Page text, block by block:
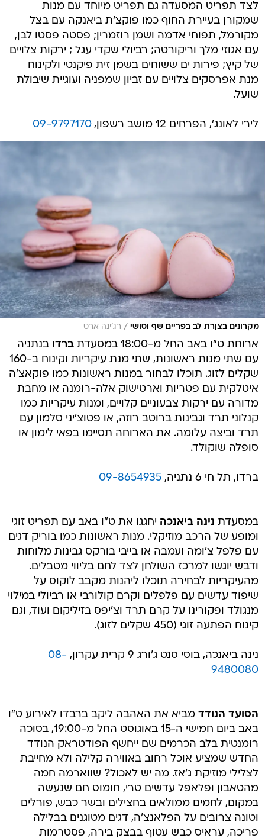
לצד תפריט המסעדה גם תפריט מיוחד עם מנות
שמקורן בעיירת החוף כמו פוקצ'ת ביאנקה עם בצל
מקורמל, תפוחי אדמה ושמן רוזמרין; פסטה פסטו לבן,
עם אגוזי מלך וריקורטה; רביולי שקדי עגל ; ירקות צלויים
של קיץ; פירות ים ששוחים בשמן זית פיקנטי ולקינוח
מנת אפרסקים צלויים עם זביון שמפניה ועוגיית שיבולת
שועל.
לירי לאונג', הפרחים 12 מושב רשפון, 09-9797170
מקרונים בצןרת לב בפריים שף וסושי / רג'ינה ארט
ארוחת ט"ו באב החל מ-18:00 במסעדת ברדו בנתניה
עם שתי מנות ראשונות, שתי מנת עיקריות וקינוח ב-160
שקלים לזוג. תוכלו לבחור במנות ראשונות כמו פוקאצ'ה
איטלקית עם פטריות וארטישוק אלה-רומנה או מחבת
מדורה עם ירקות צבעוניים קלויים, ומנות עיקריות כמו
קנלוני תרד וגבינות ברוטב רוזה, או פטוצ'יני סלמון עם
תרד וביצה עלומה. את הארוחה תסיימו בפאי לימון או
סופלה שוקולד.
ברדו, תל חי 6 נתניה, 09-8654935
במסעדת נינה ביאנכה יחגגו את ט"ו באב עם תפריט זוגי
ומופע של הרכב מוזיקלי. מנות ראשונות כמו בוריק דגים
עם פלפל צ'ומה ועמבה או בייבי בורקס גבינות מלוחות
ודבש יוגשו למרכז השולחן לצד לחם בליווי מטבלים.
מהעיקריות לבחירה תוכלו ליהנות מקבב לוקוס על
שיפוד עדשים עם פלפלים וקרם קולורבי או רביולי במילוי
מנגולד ופקורינו על קרם תרד וצ'יפס בזיליקום ועוד, וגם
קינוח הפתעה זוגי (450 שקלים לזוג).
נינה ביאנכה, בוסי סנט ג'ורג 9 קרית עקרון,
08-
9480080
הסועד הנודד מביא את האהבה ליקב ברבדו לאירוע ט"ו
באב ביום חמישי ה-15 באוגוסט החל מ-19:00, בסוכה
רומנטית בלב הכרמים שם ייחשף הפודטראק הנודד
החדש שמציע אוכל רחוב באווירה קלילה ולא מחייבת
לצלילי מוזיקת ג'אז. מה יש לאכול? שווארמה חמה
מהטאבון ופלאפל עדשים טרי, חומוס חם שנעשה
במקום, לחמים ממולאים בחצילים ובשר כבש, פורלים
וטונה צרובים על הפלאנצ'ה, דגים מטוגנים בבלילה
פריכה, עראיס כבש עטוף בבצק בירה, פסטרמות